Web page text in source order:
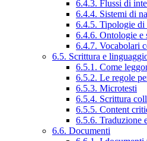
6.4.3. Flussi di
6.4.4. Sistemi di
6.4.5. Tipologie di
6.4.6. Ontologie e
6.4.7. Vocabolari
6.5. Scrittura e
6.5.1. Come
6.5.2. Le regole
6.5.3. Microtesti
6.5.4. Scrittura
6.5.5. Content
6.5.6. Traduzione
6.6. Documenti